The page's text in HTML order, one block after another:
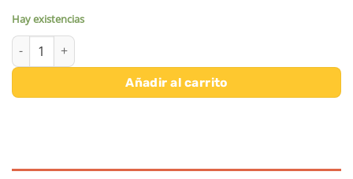
Hay existencias
FIAMBRERA SNACK & GO - KITTY LEGAMI cantidad
Añadir al carrito